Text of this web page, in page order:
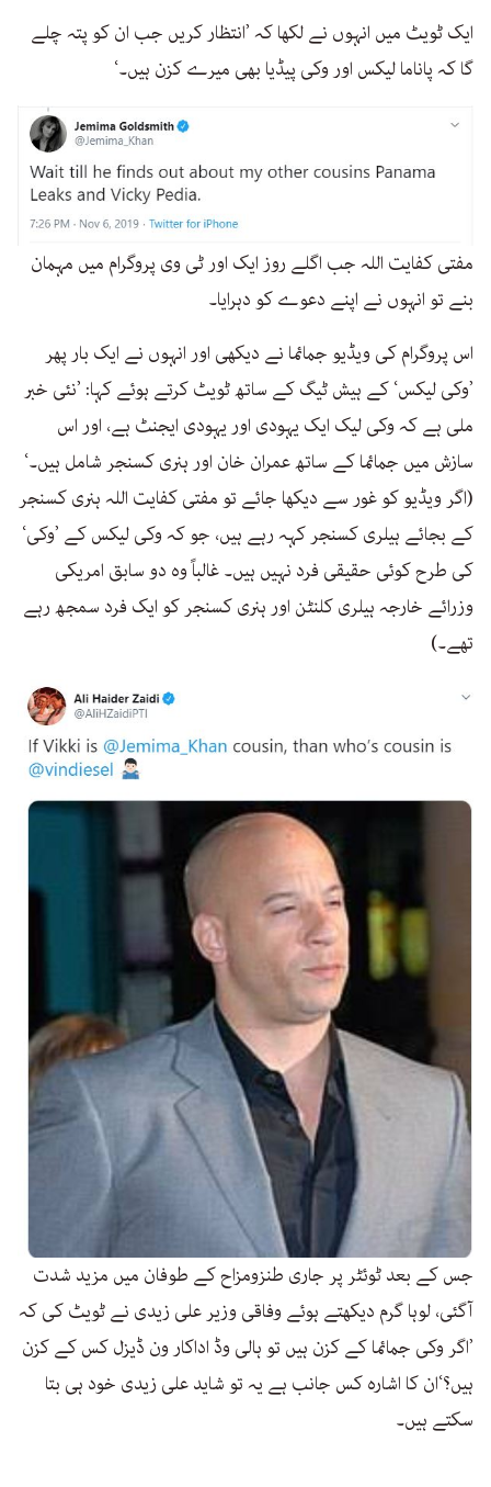
ایک ٹویٹ میں انہوں نے لکھا کہ ’انتظار کریں جب ان کو پتہ چلے
گا کہ پاناما لیکس اور وکی پیڈیا بھی میرے کزن ہیں۔‘
مفتی کفایت اللہ جب اگلے روز ایک اور ٹی وی پروگرام میں مہمان
بنے تو انہوں نے اپنے دعوے کو دہرایا۔
اس پروگرام کی ویڈیو جمائما نے دیکھی اور انہوں نے ایک بار پھر
’وکی لیکس‘ کے ہیش ٹیگ کے ساتھ ٹویٹ کرتے ہوئے کہا: ’نئی خبر
ملی ہے کہ وکی لیک ایک یہودی اور یہودی ایجنٹ ہے، اور اس
سازش میں جمائما کے ساتھ عمران خان اور ہنری کسنجر شامل ہیں۔‘
(اگر ویڈیو کو غور سے دیکھا جائے تو مفتی کفایت اللہ ہنری کسنجر
کے بجائے ہیلری کسنجر کہہ رہے ہیں، جو کہ وکی لیکس کے ’وکی‘
کی طرح کوئی حقیقی فرد نہیں ہیں۔ غالباً وہ دو سابق امریکی
وزرائے خارجہ ہیلری کلنٹن اور ہنری کسنجر کو ایک فرد سمجھ رہے
تھے۔)
جس کے بعد ٹوئٹر پر جاری طنزومزاح کے طوفان میں مزید شدت
آگئی، لوہا گرم دیکھتے ہوئے وفاقی وزیر علی زیدی نے ٹویٹ کی کہ
’اگر وکی جمائما کے کزن ہیں تو ہالی وڈ اداکار ون ڈیزل کس کے کزن
ہیں؟‘ان کا اشارہ کس جانب ہے یہ تو شاید علی زیدی خود ہی بتا
سکتے ہیں۔